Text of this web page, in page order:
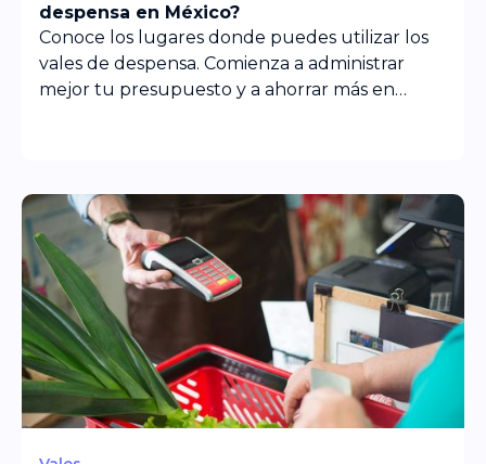
despensa en México?
Conoce los lugares donde puedes utilizar los
vales de despensa. Comienza a administrar
mejor tu presupuesto y a ahorrar más en